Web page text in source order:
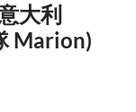
大利
Marion)